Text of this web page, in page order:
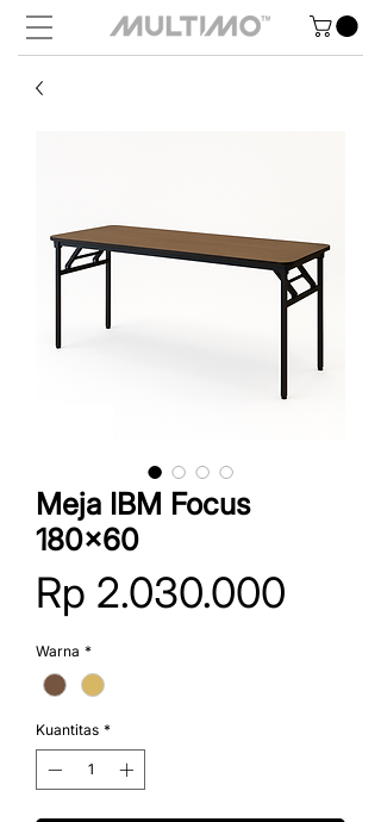
Meja IBM Focus
180x60
Rp 2.030.000
Warna *
Kuantitas *